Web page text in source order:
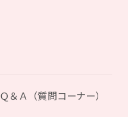
Ｑ＆Ａ（質問コーナー）